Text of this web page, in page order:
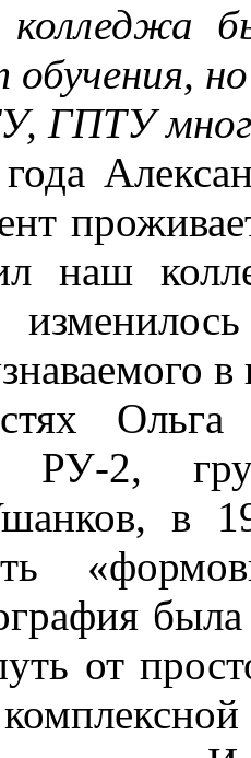
обучения,
ГПТУ
наш
Ольга
РУ-2,
в
от